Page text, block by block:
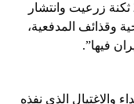
المقاومة الإسلامية يوم الاثنين 19-8-2024 ثكنة زرعيت وانتشار
وقذائف المدفعية،
فيها”.
والاغتيال الذي نفذه